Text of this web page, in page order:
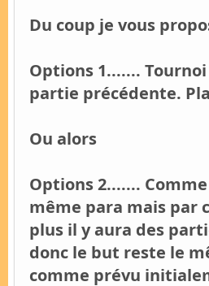
Du coup je vous
Options 1.......
partie précédente.
Ou alors
Options 2.......
même para mais par
plus il y aura des
donc le but reste le
comme prévu